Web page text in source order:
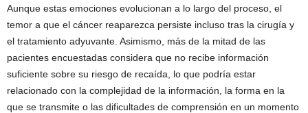
Aunque estas emociones evolucionan a lo largo del proceso, el
temor a que el cáncer reaparezca persiste incluso tras la cirugía y
el tratamiento adyuvante. Asimismo, más de la mitad de las
pacientes encuestadas considera que no recibe información
suficiente sobre su riesgo de recaída, lo que podría estar
relacionado con la complejidad de la información, la forma en la
que se transmite o las dificultades de comprensión en un momento